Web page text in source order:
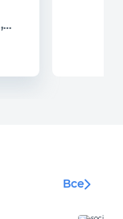
а
Все